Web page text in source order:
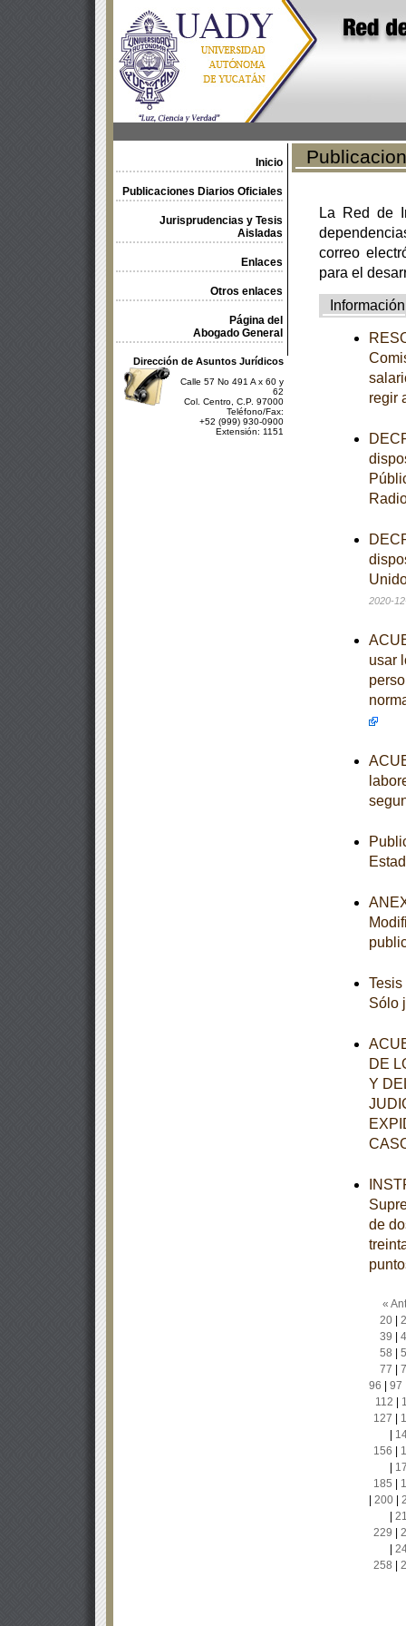
Inicio
Publicaciones Diarios Oficiales
Jurisprudencias y Tesis
Aisladas
Enlaces
Otros enlaces
Página del
Abogado General
Dirección de Asuntos Jurídicos
Calle 57 No 491 A x 60 y
62
Col. Centro, C.P. 97000
Teléfono/Fax:
+52 (999) 930-0900
Extensión: 1151
La Red de
correo
para el
Información
regir
2020-
usar
Sólo
DE
Y
de
«
20|
39
58
77
96
97
112
127
156
185
200|
229
258